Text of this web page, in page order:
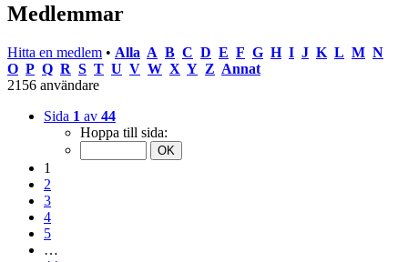
Medlemmar
Hitta en medlem • Alla A B C D E F G H I J K L M N
O P Q R S T U V W X Y Z Annat
2156 användare
Sida 1 av 44
Hoppa till sida:
1
2
3
4
5
…